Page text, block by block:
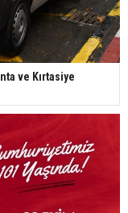
ve Kırtasiye